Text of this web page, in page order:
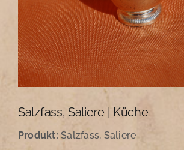
+436504036869
zum Shop
Salzfass, Saliere | Küche
Produkt:Salzfass, Saliere